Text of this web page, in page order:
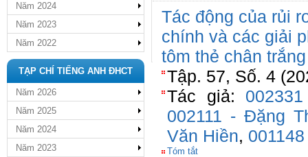
Năm 2024
Năm 2023
Năm 2022
TẠP CHÍ TIẾNG ANH ĐHCT
Năm 2026
Năm 2025
Năm 2024
Năm 2023
Tác động của rủi
chính và các giải
tôm thẻ chân
Tập. 57, Số. 4
Tác giả:
002111 - Đặng
Văn Hiền,
Tóm tắt